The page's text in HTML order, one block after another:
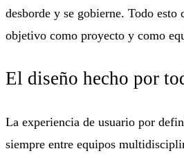
desborde y se gobierne. Todo
objetivo como proyecto y como
El diseño hecho por
La experiencia de usuario por
siempre entre equipos